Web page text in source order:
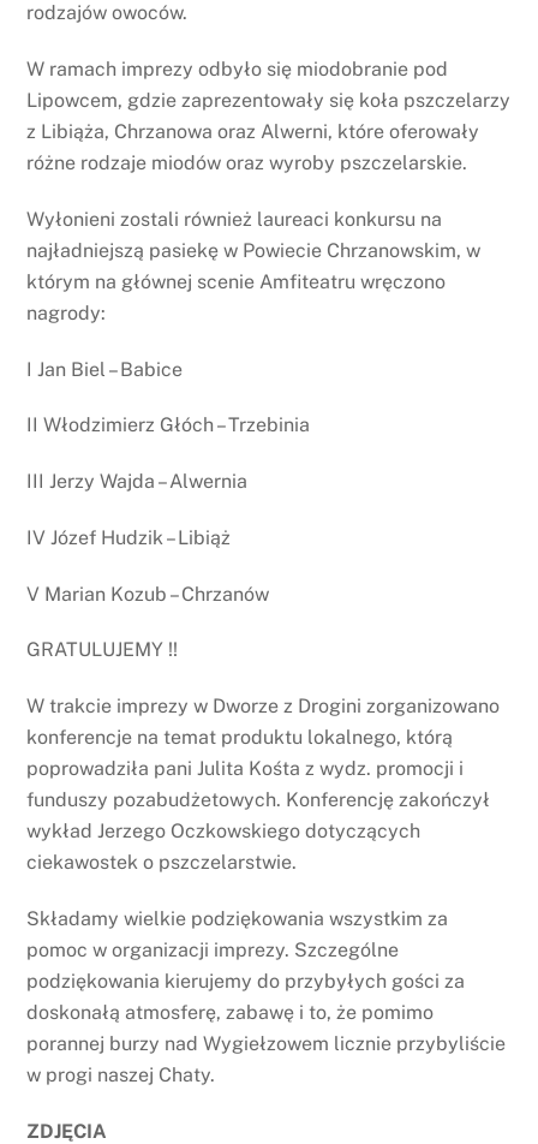
rodzajów owoców.
W ramach imprezy odbyło się miodobranie pod
Lipowcem, gdzie zaprezentowały się koła pszczelarzy
z Libiąża, Chrzanowa oraz Alwerni, które oferowały
różne rodzaje miodów oraz wyroby pszczelarskie.
Wyłonieni zostali również laureaci konkursu na
najładniejszą pasiekę w Powiecie Chrzanowskim, w
którym na głównej scenie Amfiteatru wręczono
nagrody:
I Jan Biel – Babice
II Włodzimierz Głóch – Trzebinia
III Jerzy Wajda – Alwernia
IV Józef Hudzik – Libiąż
V Marian Kozub – Chrzanów
GRATULUJEMY !!
W trakcie imprezy w Dworze z Drogini zorganizowano
konferencje na temat produktu lokalnego, którą
poprowadziła pani Julita Kośta z wydz. promocji i
funduszy pozabudżetowych. Konferencję zakończył
wykład Jerzego Oczkowskiego dotyczących
ciekawostek o pszczelarstwie.
Składamy wielkie podziękowania wszystkim za
pomoc w organizacji imprezy. Szczególne
podziękowania kierujemy do przybyłych gości za
doskonałą atmosferę, zabawę i to, że pomimo
porannej burzy nad Wygiełzowem licznie przybyliście
w progi naszej Chaty.
ZDJĘCIA